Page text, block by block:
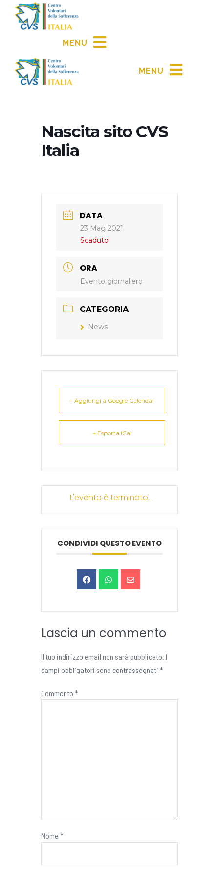
MENU
MENU
Nascita sito CVS
Italia
DATA
23 Mag 2021
Scaduto!
ORA
Evento giornaliero
CATEGORIA
News
+ Aggiungi a Google Calendar
+ Esporta iCal
L'evento è terminato.
CONDIVIDI QUESTO EVENTO
Lascia un commento
Il tuo indirizzo email non sarà pubblicato. I
campi obbligatori sono contrassegnati *
Commento *
Nome *